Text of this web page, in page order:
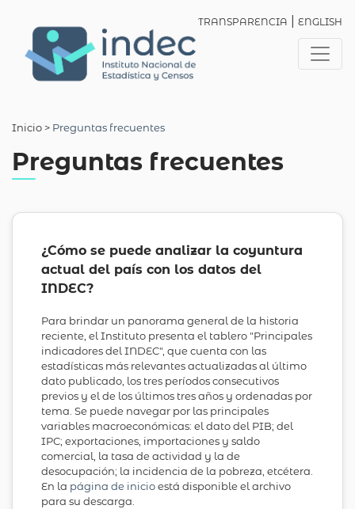
TRANSPARENCIA ENGLISH
Inicio > Preguntas frecuentes
Preguntas frecuentes
¿Cómo se puede analizar la coyuntura
actual del país con los datos del
INDEC?
Para brindar un panorama general de la historia
reciente, el Instituto presenta el tablero "Principales
indicadores del INDEC", que cuenta con las
estadísticas más relevantes actualizadas al último
dato publicado, los tres períodos consecutivos
previos y el de los últimos tres años y ordenadas por
tema. Se puede navegar por las principales
variables macroeconómicas: el dato del PIB; del
IPC; exportaciones, importaciones y saldo
comercial, la tasa de actividad y la de
desocupación; la incidencia de la pobreza, etcétera.
En la página de inicioestá disponible el archivo
para su descarga.